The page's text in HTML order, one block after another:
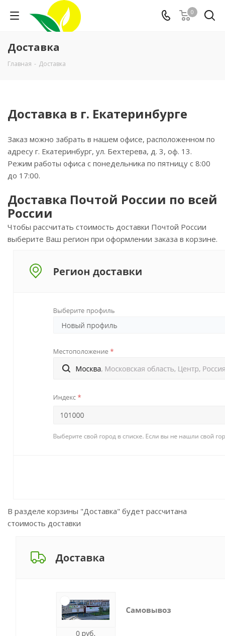
0
Доставка
Главная - Доставка
Доставка в г. Екатеринбурге
Заказ можно забрать в нашем офисе, расположенном по
адресу г. Екатеринбург, ул. Бехтерева, д. 3, оф. 13.
Режим работы офиса с понедельника по пятницу с 8:00
до 17:00.
Доставка Почтой России по всей
России
Чтобы рассчитать стоимость доставки Почтой России
выберите Ваш регион при оформлении заказа в корзине.
В разделе корзины "Доставка" будет рассчитана
стоимость доставки